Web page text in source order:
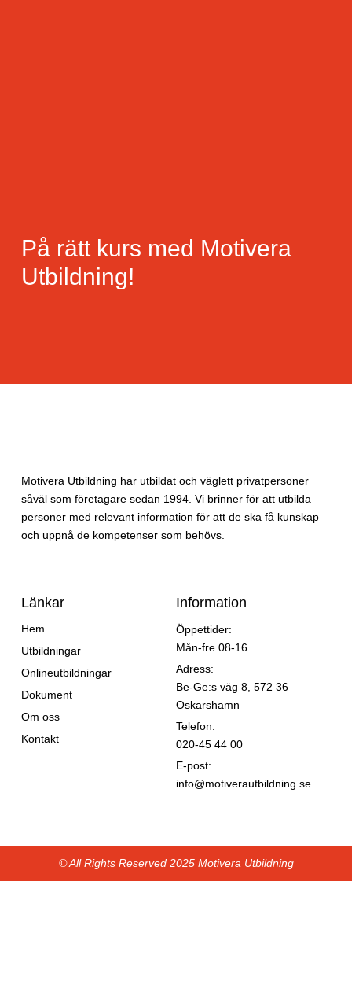
På rätt kurs med Motivera
Utbildning!
Motivera Utbildning har utbildat och väglett privatpersoner
såväl som företagare sedan 1994. Vi brinner för att utbilda
personer med relevant information för att de ska få kunskap
och uppnå de kompetenser som behövs.
Länkar
Hem
Utbildningar
Onlineutbildningar
Dokument
Om oss
Kontakt
Information
Öppettider:
Mån-fre 08-16
Adress:
Be-Ge:s väg 8, 572 36
Oskarshamn
Telefon:
020-45 44 00
E-post:
info@motiverautbildning.se
© All Rights Reserved 2025 Motivera Utbildning